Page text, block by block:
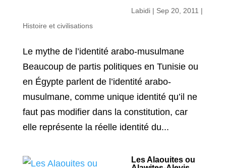
Labidi| Sep 20, 2011 |
Histoire et civilisations
Le mythe de l’identité arabo-musulmane
Beaucoup de partis politiques en Tunisie ou
en Égypte parlent de l’identité arabo-
musulmane, comme unique identité qu’il ne
faut pas modifier dans la constitution, car
elle représente la réelle identité du...
Les Alaouites ou